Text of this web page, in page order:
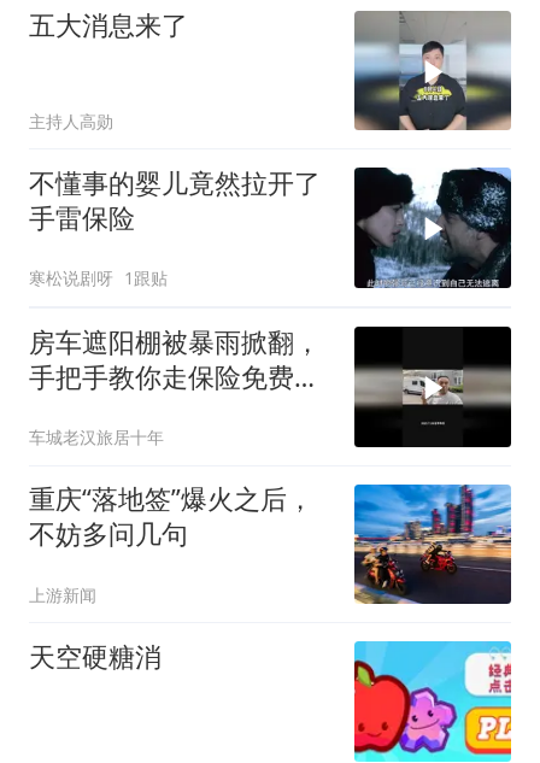
五大消息来了
主持人高勋
不懂事的婴儿竟然拉开了
手雷保险
寒松说剧呀 1跟贴
房车遮阳棚被暴雨掀翻，
手把手教你走保险免费换
车城老汉旅居十年
重庆“落地签”爆火之后，
不妨多问几句
上游新闻
天空硬糖消